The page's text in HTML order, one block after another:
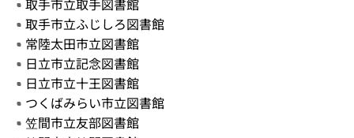
取手市立取手図書館
取手市立ふじしろ図書館
常陸太田市立図書館
日立市立記念図書館
日立市立十王図書館
つくばみらい市立図書館
笠間市立友部図書館